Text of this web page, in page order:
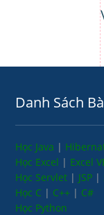
Danh Sách
Học Java |
Học Excel | Excel
Học Servlet | JSP |
Học C | C++ | C#
Học Python